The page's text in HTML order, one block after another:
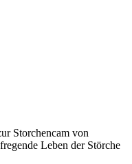
Storchencam von
Leben der Störche